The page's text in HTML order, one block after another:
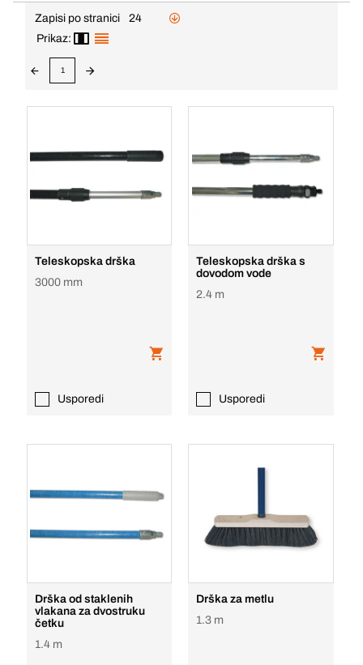
Zapisi po stranici
24
Prikaz:
1
Teleskopska drška
3000 mm
Usporedi
Teleskopska drška s
dovodom vode
2.4 m
Usporedi
Drška od staklenih
vlakana za dvostruku
četku
1.4 m
Drška za metlu
1.3 m